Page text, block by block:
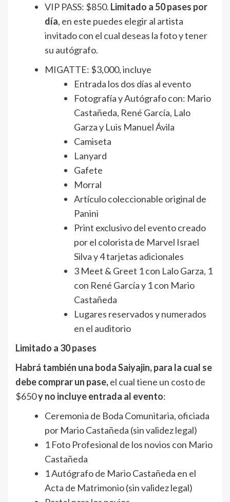
VIP PASS: $850. Limitado a 50 pases por
día, en este puedes elegir al artista
invitado con el cual deseas la foto y tener
su autógrafo.
MIGATTE: $3,000, incluye
Entrada los dos días al evento
Fotografía y Autógrafo con: Mario
Castañeda, René García, Lalo
Garza y Luis Manuel Ávila
Camiseta
Lanyard
Gafete
Morral
Artículo coleccionable original de
Panini
Print exclusivo del evento creado
por el colorista de Marvel Israel
Silva y 4 tarjetas adicionales
3 Meet & Greet 1 con Lalo Garza, 1
con René García y 1 con Mario
Castañeda
Lugares reservados y numerados
en el auditorio
Limitado a 30 pases
Habrá también una boda Saiyajin, para la cual se
debe comprar un pase,el cual tiene un costo de
$650y no incluye entrada al evento:
Ceremonia de Boda Comunitaria, oficiada
por Mario Castañeda (sin validez legal)
1 Foto Profesional de los novios con Mario
Castañeda
1 Autógrafo de Mario Castañeda en el
Acta de Matrimonio (sin validez legal)